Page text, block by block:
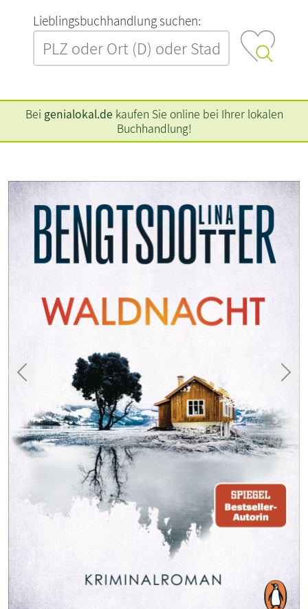
L‍i‍e‍b‍l‍i‍n‍g‍s‍b‍u‍c‍h‍h‍a‍n‍d‍l‍u‍n‍g‍ ‍s‍u‍c‍h‍e‍n‍:‍
Bei genialokal.de kaufen Sie online bei Ihrer lokalen
Buchhandlung!
Zurück